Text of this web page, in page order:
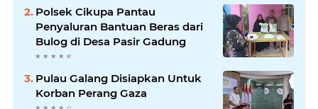
Polsek Cikupa Pantau
Penyaluran Bantuan Beras dari
Bulog di Desa Pasir Gadung
Pulau Galang Disiapkan Untuk
Korban Perang Gaza